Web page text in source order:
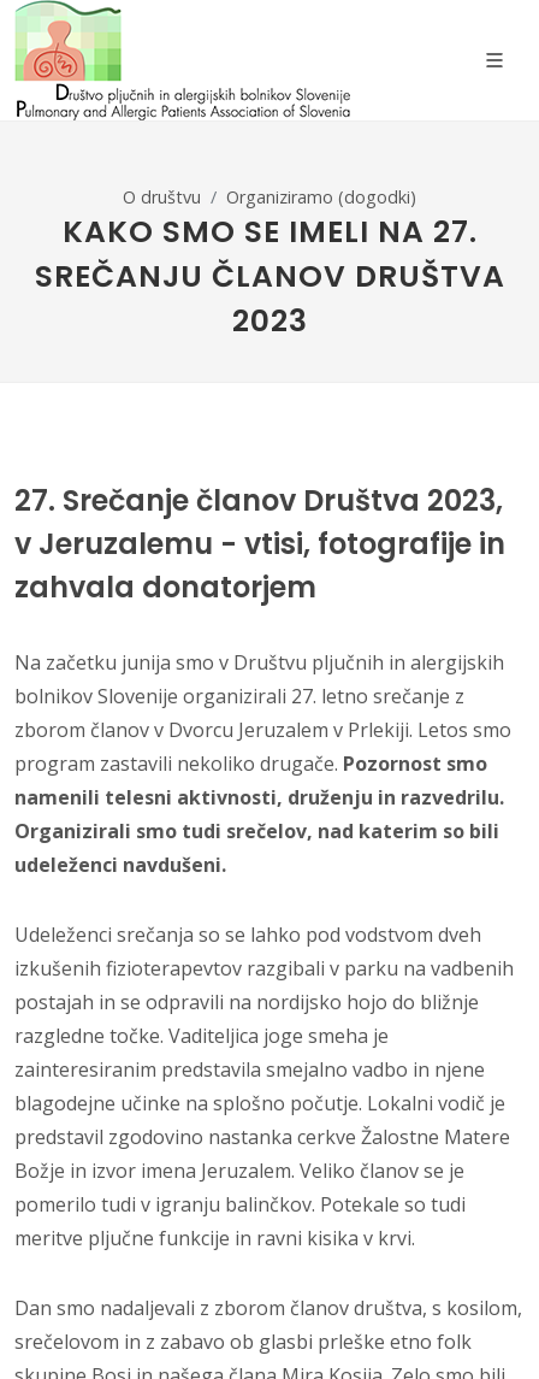
O društvu Organiziramo (dogodki)
KAKO SMO SE IMELI NA 27.
SREČANJU ČLANOV DRUŠTVA
2023
27. Srečanje članov Društva 2023,
v Jeruzalemu - vtisi, fotografije in
zahvala donatorjem
Na začetku junija smo v Društvu pljučnih in alergijskih
bolnikov Slovenije organizirali 27. letno srečanje z
zborom članov v Dvorcu Jeruzalem v Prlekiji. Letos smo
program zastavili nekoliko drugače. Pozornost smo
namenili telesni aktivnosti, druženju in razvedrilu.
Organizirali smo tudi srečelov, nad katerim so bili
udeleženci navdušeni.
Udeleženci srečanja so se lahko pod vodstvom dveh
izkušenih fizioterapevtov razgibali v parku na vadbenih
postajah in se odpravili na nordijsko hojo do bližnje
razgledne točke. Vaditeljica joge smeha je
zainteresiranim predstavila smejalno vadbo in njene
blagodejne učinke na splošno počutje. Lokalni vodič je
predstavil zgodovino nastanka cerkve Žalostne Matere
Božje in izvor imena Jeruzalem. Veliko članov se je
pomerilo tudi v igranju balinčkov. Potekale so tudi
meritve pljučne funkcije in ravni kisika v krvi.
Dan smo nadaljevali z zborom članov društva, s kosilom,
srečelovom in z zabavo ob glasbi prleške etno folk